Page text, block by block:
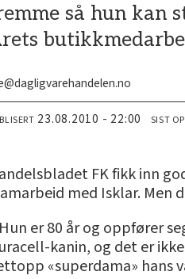
så hun kan
23.08.2010 - 22:00 SIST
FK fikk inn
med Isklar. Men
er 80 år og oppfører
kanin, og det er
«superdama» hans